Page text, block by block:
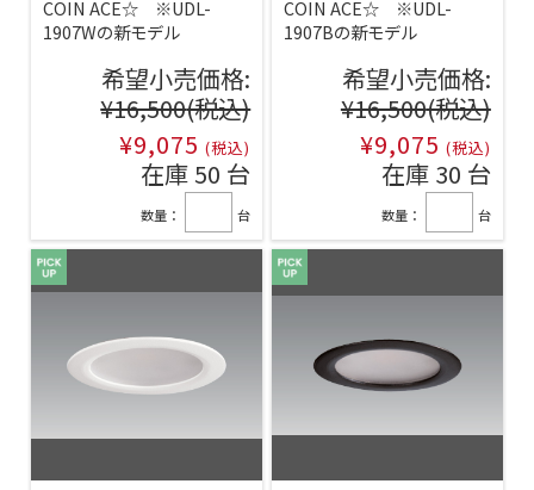
COIN ACE☆ ※UDL-
1907Wの新モデル
希望小売価格:
¥16,500(税込)
¥9,075 (税込)
在庫 50 台
数量： 台
COIN ACE☆ ※UDL-
1907Bの新モデル
希望小売価格:
¥16,500(税込)
¥9,075 (税込)
在庫 30 台
数量： 台